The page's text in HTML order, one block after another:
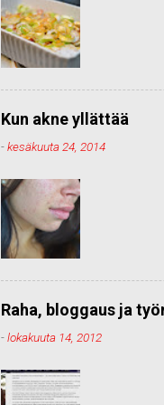
Kun akne yllättää
-kesäkuuta 24, 2014
Raha, bloggaus ja
-lokakuuta 14, 2012